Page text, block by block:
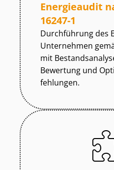
Energieaudit
16247-1
Durchführung des
Unternehmen
mit
Bewertung und
feh­lun­gen.